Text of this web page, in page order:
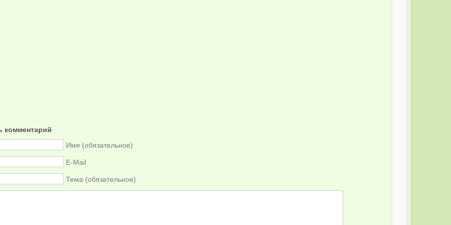
комментарий
Имя (обязательное)
E-Mail
Тема (обязательное)